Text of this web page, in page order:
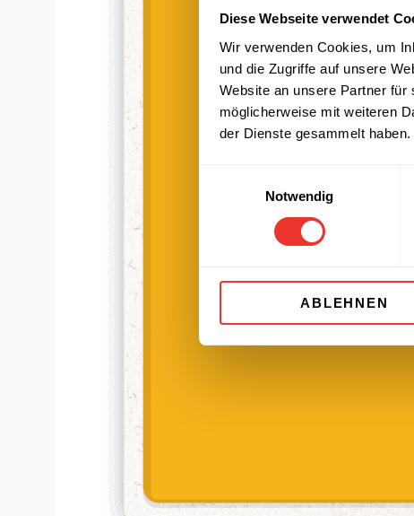
Diese Webseite verwendet
Wir verwenden Cookies, um
und die Zugriffe auf unsere
Website an unsere Partner für
möglicherweise mit weiteren
der Dienste gesammelt haben.
Notwendig
ABLEHNEN